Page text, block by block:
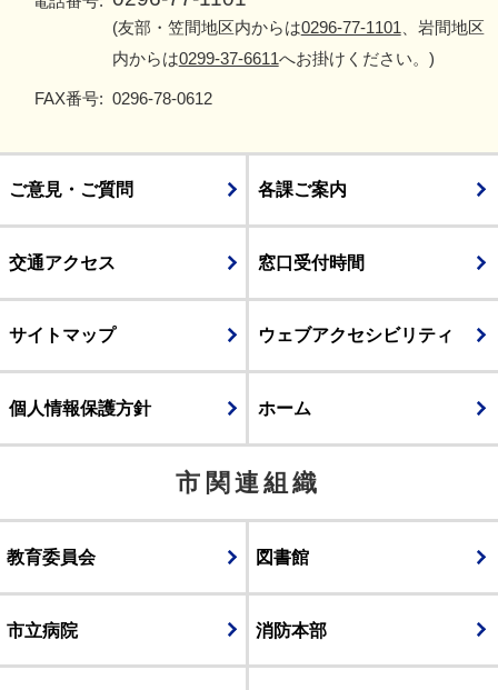
(友部・笠間地区内からは0296-77-1101 、岩間地区
内からは0299-37-6611へお掛けください。)
FAX番号: 0296-78-0612
ご意見・ご質問 各課ご案内
交通アクセス 窓口受付時間
サイトマップ ウェブアクセシビリティ
個人情報保護方針 ホーム
市関連組織
教育委員会 図書館
市立病院 消防本部